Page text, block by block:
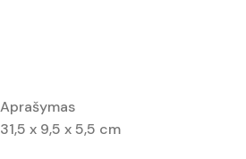
Aprašymas
31,5 x 9,5 x 5,5 cm